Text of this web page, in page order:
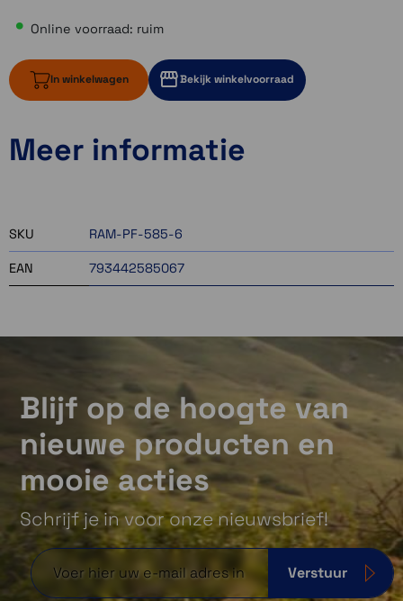
Online voorraad: ruim
In winkelwagen Bekijk winkelvoorraad
ruim op voorraad
Momenteel even niet op voorraad
Meer informatie
SKU RAM-PF-585-6
EAN 793442585067
Blijf op de hoogte van
nieuwe producten en
mooie acties
Schrijf je in voor onze nieuwsbrief!
Verstuur